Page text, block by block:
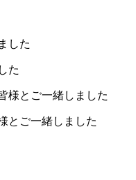
た
とご一緒しました